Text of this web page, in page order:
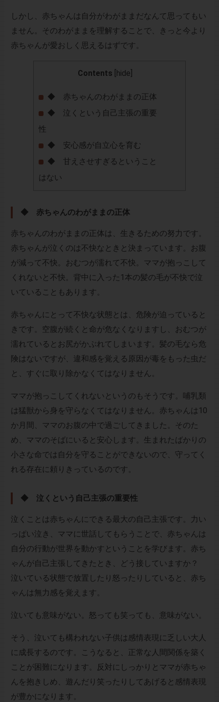
しかし、赤ちゃんは自分がわがままだなんて思ってもい
ません。そのわがままを理解することで、きっと今より
赤ちゃんが愛おしく思えるはずです。
Contents hide
◆ 赤ちゃんのわがままの正体
◆ 泣くという自己主張の重要
性
◆ 安心感が自立心を育む
◆ 甘えさせすぎるということ
はない
◆ 赤ちゃんのわがままの正体
赤ちゃんのわがままの正体は、生きるための努力です。
赤ちゃんが泣くのは不快なときと決まっています。お腹
が減って不快。おむつが濡れて不快。ママが抱っこして
くれないと不快。背中に入った1本の髪の毛が不快で泣
いていることもあります。
赤ちゃんにとって不快な状態とは、危険が迫っていると
きです。空腹が続くと命が危なくなりますし、おむつが
濡れているとお尻がかぶれてしまいます。髪の毛なら危
険はないですが、違和感を覚える原因が毒をもった虫だ
と、すぐに取り除かなくてはなりません。
ママが抱っこしてくれないというのもそうです。哺乳類
は猛獣から身を守らなくてはなりません。赤ちゃんは10
か月間、ママのお腹の中で過ごしてきました。そのた
め、ママのそばにいると安心します。生まれたばかりの
小さな命では自分を守ることができないので、守ってく
れる存在に頼りきっているのです。
◆ 泣くという自己主張の重要性
泣くことは赤ちゃんにできる最大の自己主張です。力い
っぱい泣き、ママに世話してもらうことで、赤ちゃんは
自分の行動が世界を動かすということを学びます。赤ち
ゃんが自己主張してきたとき、どう接していますか？
泣いている状態で放置したり怒ったりしていると、赤ち
ゃんは無力感を覚えます。
泣いても意味がない。怒っても笑っても、意味がない。
そう、泣いても構われない子供は感情表現に乏しい大人
に成長するのです。こうなると、正常な人間関係を築く
ことが困難になります。反対にしっかりとママが赤ちゃ
んを抱きしめ、遊んだり笑ったりしてあげると感情表現
が豊かになります。